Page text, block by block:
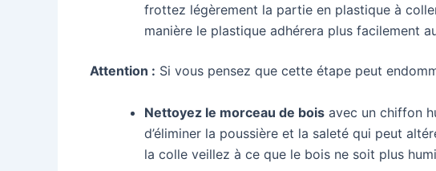
frottez légèrement la partie en plastique à
manière le plastique adhérera plus facilement
Attention : Si vous pensez que cette étape peut
Nettoyez le morceau de bois avec un chiffon
d’éliminer la poussière et la saleté qui peut
la colle veillez à ce que le bois ne soit plus